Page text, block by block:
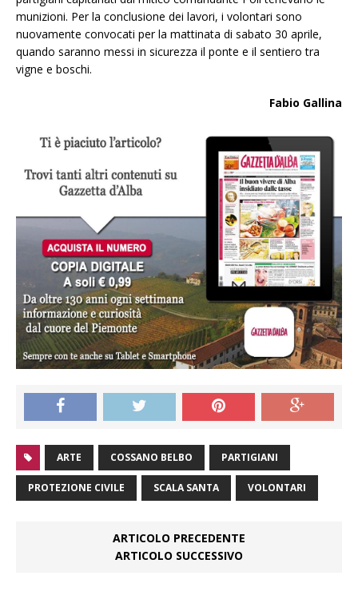
munizioni. Per la conclusione dei lavori, i volontari sono
nuovamente convocati per la mattinata di sabato 30 aprile,
quando saranno messi in sicurezza il ponte e il sentiero tra
vigne e boschi.
Fabio Gallina
ARTE COSSANO BELBO PARTIGIANI
PROTEZIONE CIVILE SCALA SANTA VOLONTARI
ARTICOLO PRECEDENTE
ARTICOLO SUCCESSIVO